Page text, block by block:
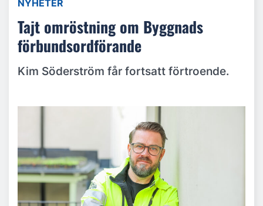
NYHETER
Tajt omröstning om Byggnads
förbundsordförande
Kim Söderström får fortsatt förtroende.